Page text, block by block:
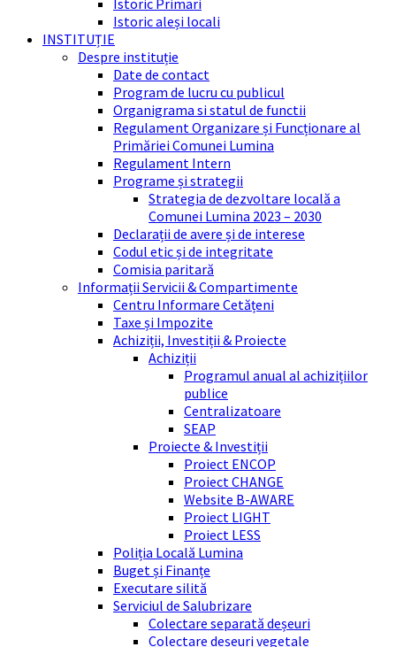
Istoric Primari
Istoric aleși locali
INSTITUȚIE
Despre instituție
Date de contact
Program de lucru cu publicul
Organigrama si statul de functii
Regulament Organizare și Funcționare al
Primăriei Comunei Lumina
Regulament Intern
Programe și strategii
Strategia de dezvoltare locală a
Comunei Lumina 2023 – 2030
Declarații de avere și de interese
Codul etic și de integritate
Comisia paritară
Informații Servicii & Compartimente
Centru Informare Cetățeni
Taxe și Impozite
Achiziții, Investiții & Proiecte
Achiziții
Programul anual al achizițiilor
publice
Centralizatoare
SEAP
Proiecte & Investiții
Proiect ENCOP
Proiect CHANGE
Website B-AWARE
Proiect LIGHT
Proiect LESS
Poliția Locală Lumina
Buget și Finanțe
Executare silită
Serviciul de Salubrizare
Colectare separată deșeuri
Colectare deșeuri vegetale